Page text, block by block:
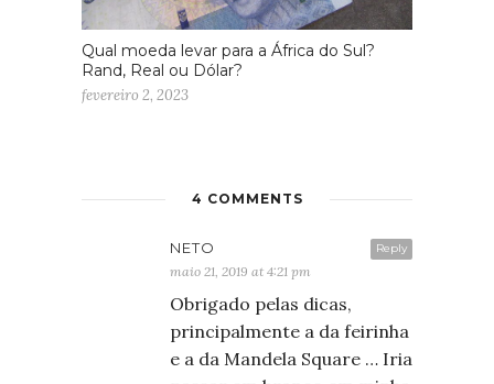
Qual moeda levar para a África do Sul?
Rand, Real ou Dólar?
fevereiro 2, 2023
4 COMMENTS
Reply
NETO
maio 21, 2019 at 4:21 pm
Obrigado pelas dicas,
principalmente a da feirinha
e a da Mandela Square … Iria